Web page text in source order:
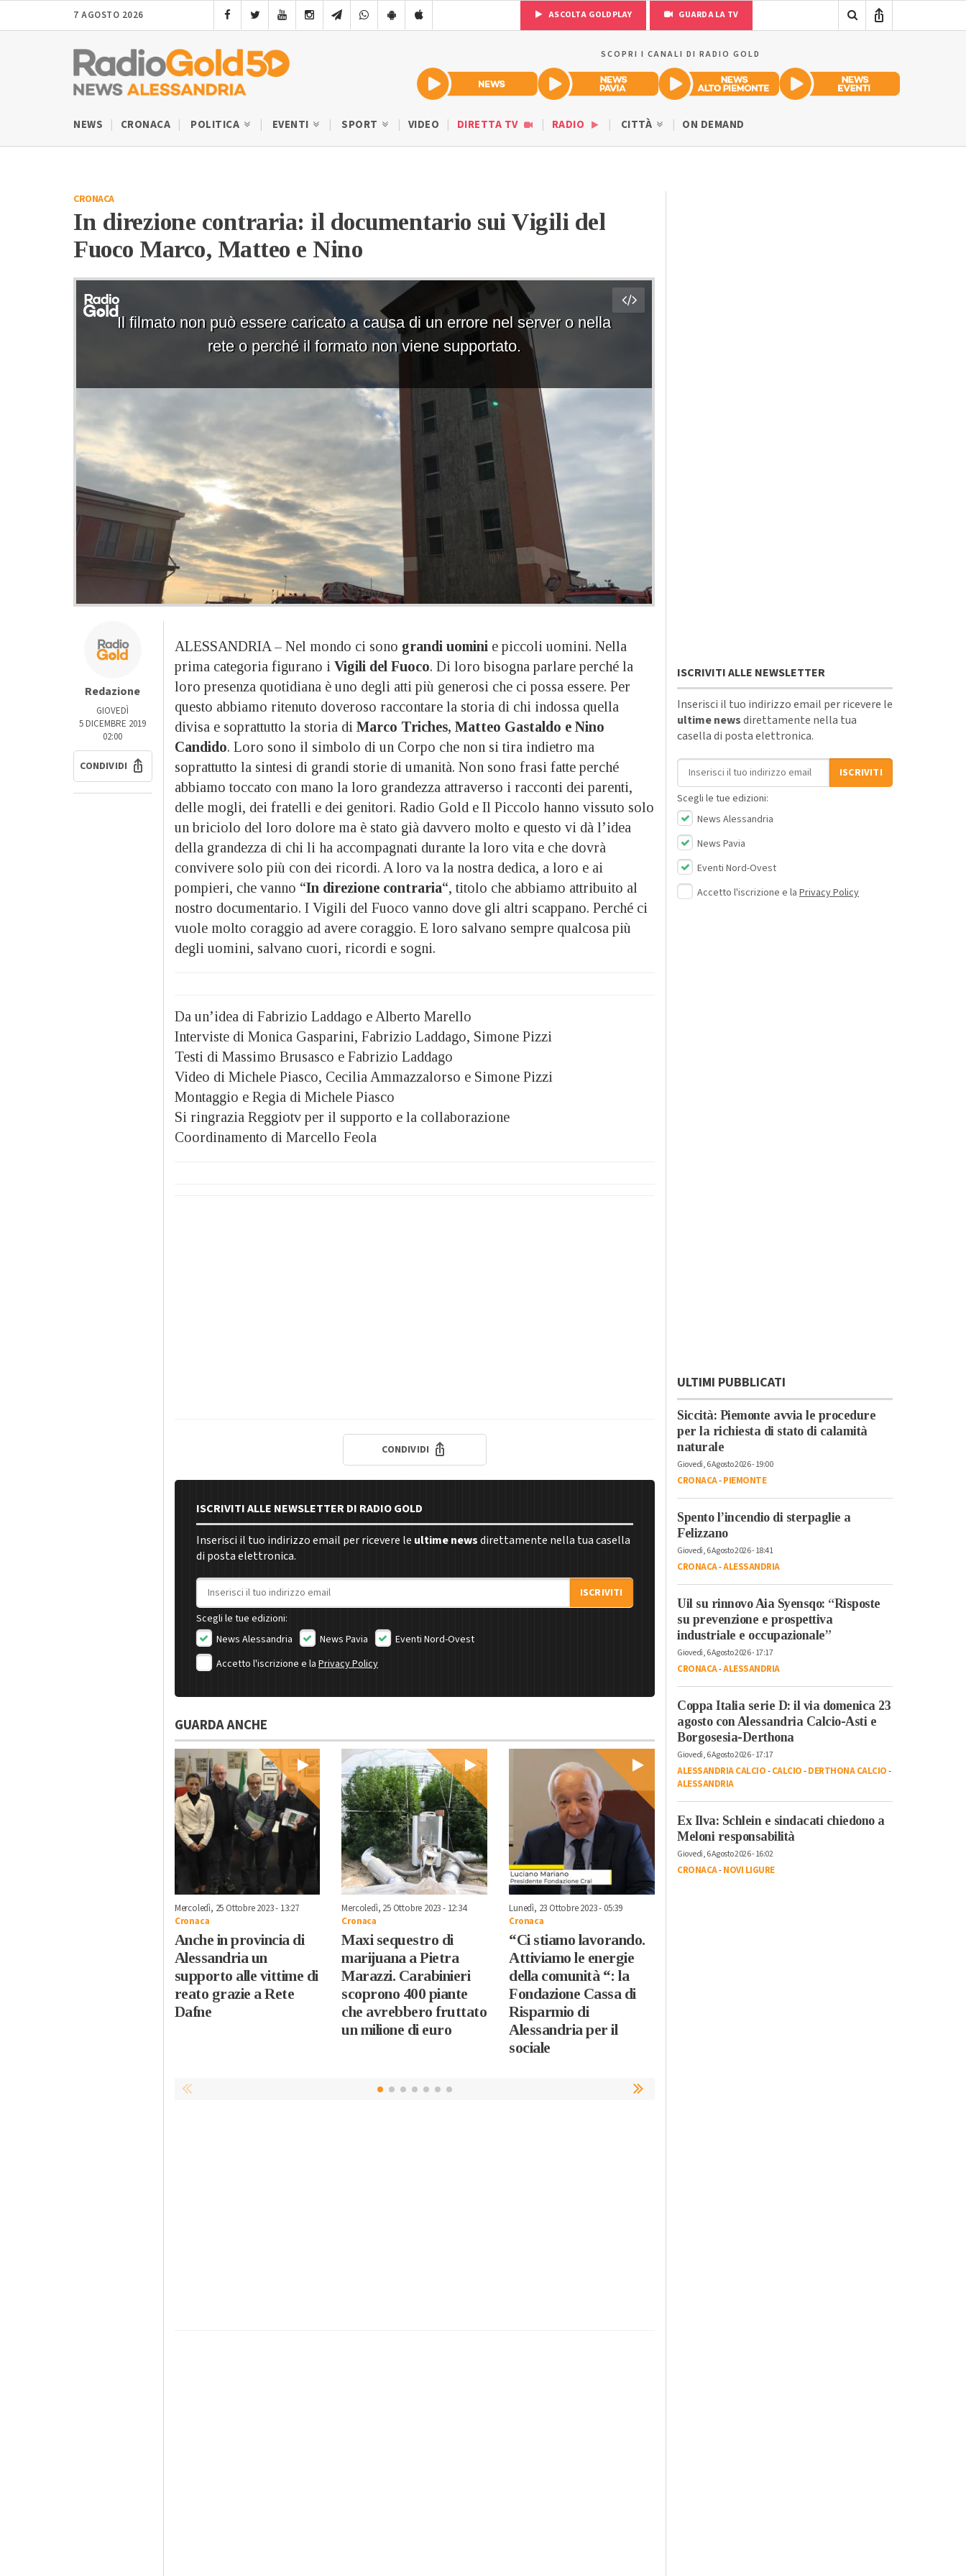
7 AGOSTO 2026 ASCOLTA GOLDPLAY GUARDA LA TV
SCOPRI I CANALI DI RADIO GOLD
NEWS CRONACA POLITICA EVENTI SPORT VIDEO DIRETTA TV RADIO CITTÀ ON DEMAND
CRONACA
In direzione contraria: il documentario sui Vigili del
Fuoco Marco, Matteo e Nino
Redazione
GIOVEDÌ
5 DICEMBRE 2019
02:00
CONDIVIDI
ALESSANDRIA – Nel mondo ci sono grandi uomini e piccoli uomini. Nella
prima categoria figurano i Vigili del Fuoco. Di loro bisogna parlare perché la
loro presenza quotidiana è uno degli atti più generosi che ci possa essere. Per
questo abbiamo ritenuto doveroso raccontare la storia di chi indossa quella
divisa e soprattutto la storia di Marco Triches, Matteo Gastaldo e Nino
Candido. Loro sono il simbolo di un Corpo che non si tira indietro ma
soprattutto la sintesi di grandi storie di umanità. Non sono frasi fatte perché
abbiamo toccato con mano la loro grandezza attraverso i racconti dei parenti,
delle mogli, dei fratelli e dei genitori. Radio Gold e Il Piccolo hanno vissuto solo
un briciolo del loro dolore ma è stato già davvero molto e questo vi dà l’idea
della grandezza di chi li ha accompagnati durante la loro vita e che dovrà
convivere solo più con dei ricordi. A loro va la nostra dedica, a loro e ai
pompieri, che vanno “In direzione contraria“, titolo che abbiamo attribuito al
nostro documentario. I Vigili del Fuoco vanno dove gli altri scappano. Perché ci
vuole molto coraggio ad avere coraggio. E loro salvano sempre qualcosa più
degli uomini, salvano cuori, ricordi e sogni.
Da un’idea di Fabrizio Laddago e Alberto Marello
Interviste di Monica Gasparini, Fabrizio Laddago, Simone Pizzi
Testi di Massimo Brusasco e Fabrizio Laddago
Video di Michele Piasco, Cecilia Ammazzalorso e Simone Pizzi
Montaggio e Regia di Michele Piasco
Si ringrazia Reggiotv per il supporto e la collaborazione
Coordinamento di Marcello Feola
CONDIVIDI
ISCRIVITI ALLE NEWSLETTER DI RADIO GOLD
Inserisci il tuo indirizzo email per ricevere le ultime newsdirettamente nella tua casella
di posta elettronica.
Indirizzo email
ISCRIVITI
Scegli le tue edizioni:
News Alessandria
News Pavia
Eventi Nord-Ovest
Accetto l'iscrizione e laPrivacy Policy
GUARDA ANCHE
Mercoledì, 25 Ottobre 2023 - 13:27
Cronaca
Anche in provincia di
Alessandria un
supporto alle vittime di
reato grazie a Rete
Dafne
Mercoledì, 25 Ottobre 2023 - 12:34
Cronaca
Maxi sequestro di
marijuana a Pietra
Marazzi. Carabinieri
scoprono 400 piante
che avrebbero fruttato
un milione di euro
Lunedì, 23 Ottobre 2023 - 05:39
Cronaca
“Ci stiamo lavorando.
Attiviamo le energie
della comunità “: la
Fondazione Cassa di
Risparmio di
Alessandria per il
sociale
ISCRIVITI ALLE NEWSLETTER
Inserisci il tuo indirizzo email per ricevere le
ultime newsdirettamente nella tua
casella di posta elettronica.
Indirizzo email
ISCRIVITI
Scegli le tue edizioni:
News Alessandria
News Pavia
Eventi Nord-Ovest
Accetto l'iscrizione e la Privacy Policy
ULTIMI PUBBLICATI
Siccità: Piemonte avvia le procedure
per la richiesta di stato di calamità
naturale
Giovedì, 6 Agosto 2026 - 19:00
CRONACA-PIEMONTE
Spento l’incendio di sterpaglie a
Felizzano
Giovedì, 6 Agosto 2026 - 18:41
CRONACA-ALESSANDRIA
Uil su rinnovo Aia Syensqo: “Risposte
su prevenzione e prospettiva
industriale e occupazionale”
Giovedì, 6 Agosto 2026 - 17:17
CRONACA-ALESSANDRIA
Coppa Italia serie D: il via domenica 23
agosto con Alessandria Calcio-Asti e
Borgosesia-Derthona
Giovedì, 6 Agosto 2026 - 17:17
ALESSANDRIA CALCIO-CALCIO-DERTHONA CALCIO-
ALESSANDRIA
Ex Ilva: Schlein e sindacati chiedono a
Meloni responsabilità
Giovedì, 6 Agosto 2026 - 16:02
CRONACA-NOVI LIGURE